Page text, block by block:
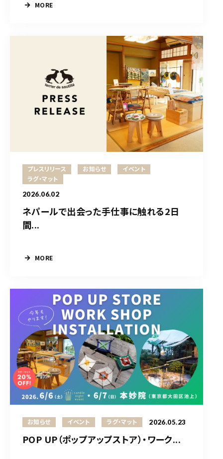
MORE
プレスリリース お知らせ
イベント
ラグ・マット
2026.06.02
ネパールで出会った手仕事に触れる2日
間...
MORE
お知らせ イベント ラグ・マット 2026.05.23
POP UP（ポップアップストア）・ワーク...